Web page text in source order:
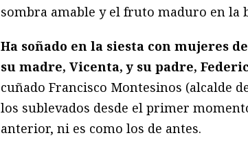
sombra amable y el fruto maduro en la
Ha soñado en la siesta con mujeres
su madre, Vicenta, y su padre,
cuñado Francisco Montesinos (alcalde
los sublevados desde el primer
anterior, ni es como los de antes.